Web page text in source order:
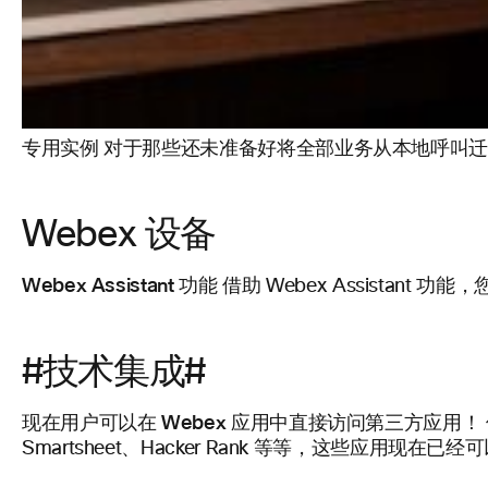
专用实例 对于那些还未准备好将全部业务从本地呼叫
Webex 设备
Webex Assistant 功能借助 Webex Assistant 功能，
#技术集成#
现在用户可以在 Webex 应用中直接访问第三方应用！
Smartsheet、Hacker Rank 等等，这些应用现在已经